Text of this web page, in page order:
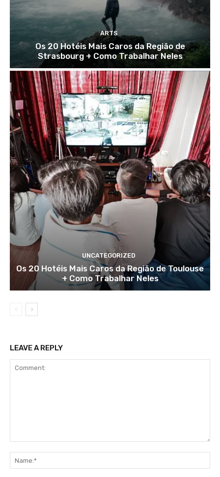
ARTS
Os 20 Hotéis Mais Caros da Região de
Strasbourg + Como Trabalhar Neles
UNCATEGORIZED
Os 20 Hotéis Mais Caros da Região de Toulouse
+ Como Trabalhar Neles
LEAVE A REPLY